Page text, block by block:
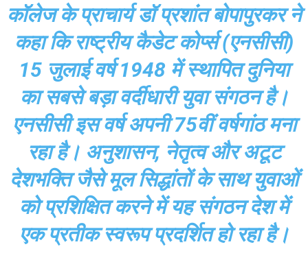
कॉलेज के प्राचार्य डॉ प्रशांत बोपापुरकर ने
कहा कि राष्ट्रीय कैडेट कोर्प्स (एनसीसी)
15 जुलाई वर्ष 1948 में स्थापित दुनिया
का सबसे बड़ा वर्दीधारी युवा संगठन है।
एनसीसी इस वर्ष अपनी 75वीं वर्षगांठ मना
रहा है। अनुशासन, नेतृत्व और अटूट
देशभक्ति जैसे मूल सिद्धांतों के साथ युवाओं
को प्रशिक्षित करने में यह संगठन देश में
एक प्रतीक स्वरूप प्रदर्शित हो रहा है।